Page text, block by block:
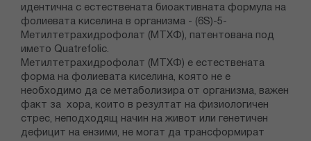
идентична с естествената биоактивната формула на
фолиевата киселина в организма - (6S)-5-
Метилтетрахидрофолат (МТХФ), патентована под
името Quatrefolic.
Метилтетрахидрофолат (МТХФ) е естествената
форма на фолиевата киселина, която не е
необходимо да се метаболизира от организма, важен
факт за хора, които в резултат на физиологичен
стрес, неподходящ начин на живот или генетичен
дефицит на ензими, не могат да трансформират